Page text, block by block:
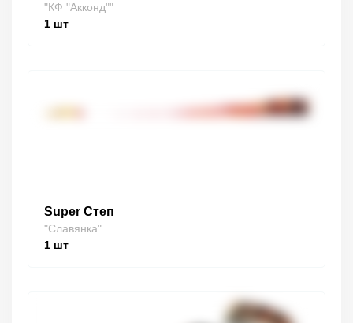
"КФ "Акконд""
1 шт
Super Степ
"Славянка"
1 шт